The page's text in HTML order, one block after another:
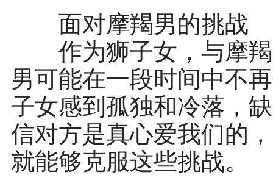
面对摩羯男的挑战
作为狮子女，与摩羯
男可能在一段时间中不
子女感到孤独和冷落，
信对方是真心爱我们的
就能够克服这些挑战。